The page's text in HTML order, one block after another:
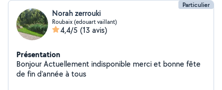
Particulier
Norah zerrouki
Roubaix (edouart vaillant)
4,4/5 (13 avis)
Présentation
Bonjour Actuellement indisponible merci et bonne fête
de fin d'année à tous